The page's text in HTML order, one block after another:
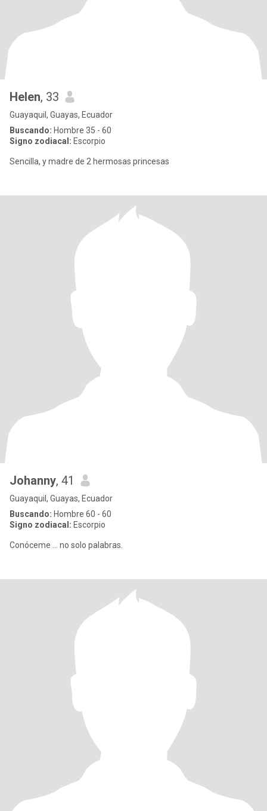
Helen, 33
Guayaquil, Guayas, Ecuador
Buscando: Hombre 35 - 60
Signo zodiacal: Escorpio
Sencilla, y madre de 2 hermosas princesas
Johanny, 41
Guayaquil, Guayas, Ecuador
Buscando: Hombre 60 - 60
Signo zodiacal: Escorpio
Conóceme ... no solo palabras.